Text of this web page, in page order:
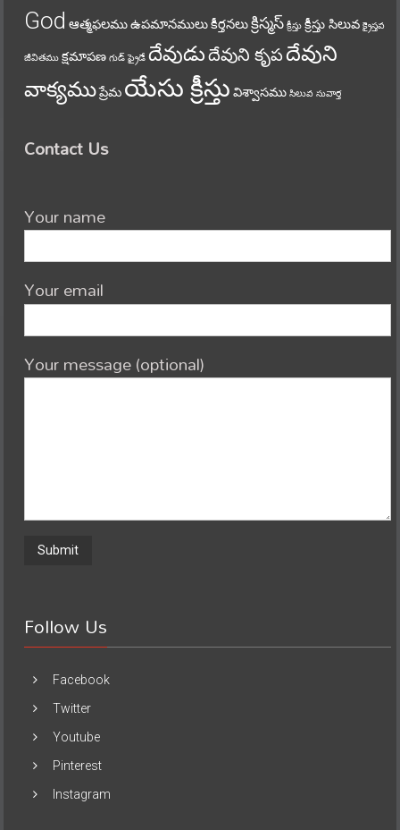
God ఆత్మఫలముఉపమానములుకీర్తనలుక్రిస్మస్ క్రీస్తు క్రీస్తు సిలువ క్రైస్తవ
జీవితము క్షమాపణ గుడ్ ఫ్రైడే దేవుడుదేవుని కృపదేవుని
వాక్యముప్రేమ యేసు క్రీస్తు విశ్వాసము సిలువ సువార్త
Contact Us
Your name
Your email
Your message (optional)
Follow Us
Facebook
Twitter
Youtube
Pinterest
Instagram